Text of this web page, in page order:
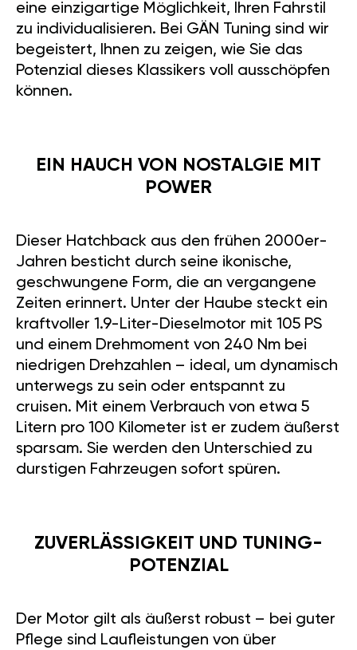
eine einzigartige Möglichkeit, Ihren Fahrstil
zu individualisieren. Bei GÄN Tuning sind wir
begeistert, Ihnen zu zeigen, wie Sie das
Potenzial dieses Klassikers voll ausschöpfen
können.
EIN HAUCH VON NOSTALGIE MIT
POWER
Dieser Hatchback aus den frühen 2000er-
Jahren besticht durch seine ikonische,
geschwungene Form, die an vergangene
Zeiten erinnert. Unter der Haube steckt ein
kraftvoller 1.9-Liter-Dieselmotor mit 105 PS
und einem Drehmoment von 240 Nm bei
niedrigen Drehzahlen – ideal, um dynamisch
unterwegs zu sein oder entspannt zu
cruisen. Mit einem Verbrauch von etwa 5
Litern pro 100 Kilometer ist er zudem äußerst
sparsam. Sie werden den Unterschied zu
durstigen Fahrzeugen sofort spüren.
ZUVERLÄSSIGKEIT UND TUNING-
POTENZIAL
Der Motor gilt als äußerst robust – bei guter
Pflege sind Laufleistungen von über